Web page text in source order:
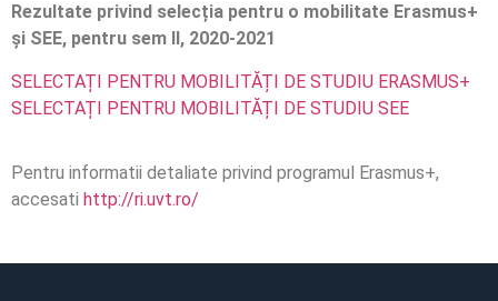
Rezultate privind selecția pentru o mobilitate Erasmus+
și SEE, pentru sem II, 2020-2021
SELECTAȚI PENTRU MOBILITĂȚI DE STUDIU ERASMUS+
SELECTAȚI PENTRU MOBILITĂȚI DE STUDIU SEE
Pentru informatii detaliate privind programul Erasmus+,
accesati http://ri.uvt.ro/